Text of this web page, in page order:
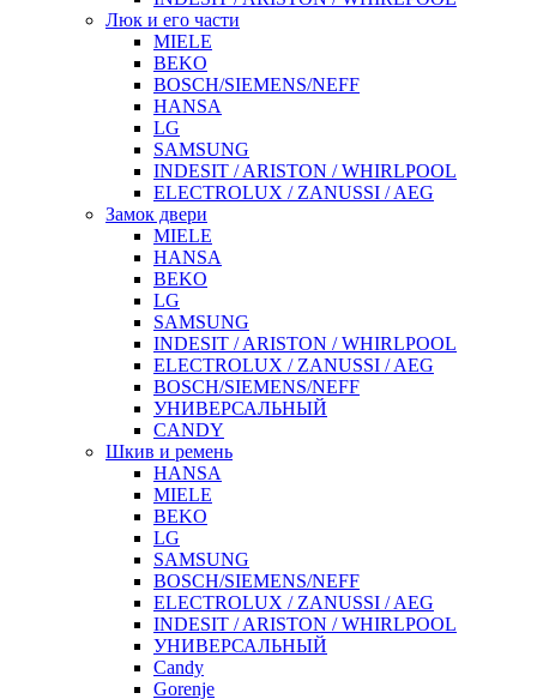
Люк и его части
MIELE
BEKO
BOSCH/SIEMENS/NEFF
HANSA
LG
SAMSUNG
INDESIT / ARISTON / WHIRLPOOL
ELECTROLUX / ZANUSSI / AEG
Замок двери
MIELE
HANSA
BEKO
LG
SAMSUNG
INDESIT / ARISTON / WHIRLPOOL
ELECTROLUX / ZANUSSI / AEG
BOSCH/SIEMENS/NEFF
УНИВЕРСАЛЬНЫЙ
CANDY
Шкив и ремень
HANSA
MIELE
BEKO
LG
SAMSUNG
BOSCH/SIEMENS/NEFF
ELECTROLUX / ZANUSSI / AEG
INDESIT / ARISTON / WHIRLPOOL
УНИВЕРСАЛЬНЫЙ
Candy
Gorenje